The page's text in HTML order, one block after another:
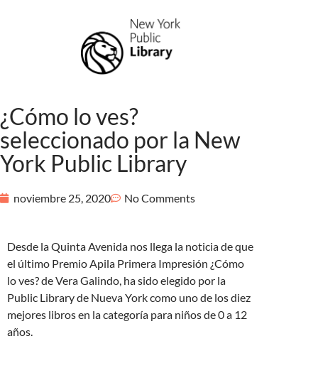
¿Cómo lo ves?
seleccionado por la New
York Public Library
noviembre 25, 2020 No Comments
Desde la Quinta Avenida nos llega la noticia de que
el último Premio Apila Primera Impresión ¿Cómo
lo ves? de Vera Galindo, ha sido elegido por la
Public Library de Nueva York como uno de los diez
mejores libros en la categoría para niños de 0 a 12
años.